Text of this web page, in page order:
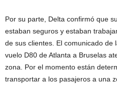
Por su parte, Delta confirmó que
estaban seguros y estaban
de sus clientes. El comunicado de
vuelo D80 de Atlanta a Bruselas
zona. Por el momento están
transportar a los pasajeros a una